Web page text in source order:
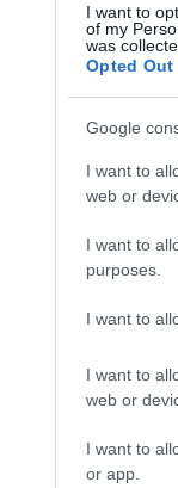
I want to
of my
was
Opted Out
Google
I want to
web or
I want to
purposes.
I want to
I want to
web or
I want to
or app.